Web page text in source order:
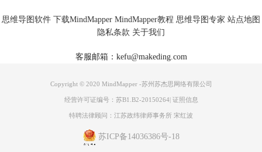
思维导图软件 下载MindMapper MindMapper教程 思维导图专家 站点地图
隐私条款 关于我们
客服邮箱：kefu@makeding.com
Copyright © 2020 MindMapper -苏州苏杰思网络有限公司
经营许可证编号：苏B1.B2-20150264| 证照信息
特聘法律顾问：江苏政纬律师事务所 宋红波
苏ICP备14036386号-18